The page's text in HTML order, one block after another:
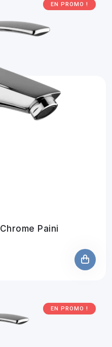
EN PROMO !
Paini
EN PROMO !